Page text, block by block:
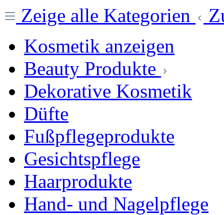
Zeige alle Kategorien
Kosmetik anzeigen
Beauty Produkte
Dekorative Kosmetik
Düfte
Fußpflegeprodukte
Gesichtspflege
Haarprodukte
Hand- und Nagelpflege